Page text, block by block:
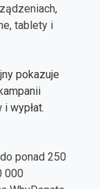
tablety i
pokazuje
wypłat.
ponad 250
000